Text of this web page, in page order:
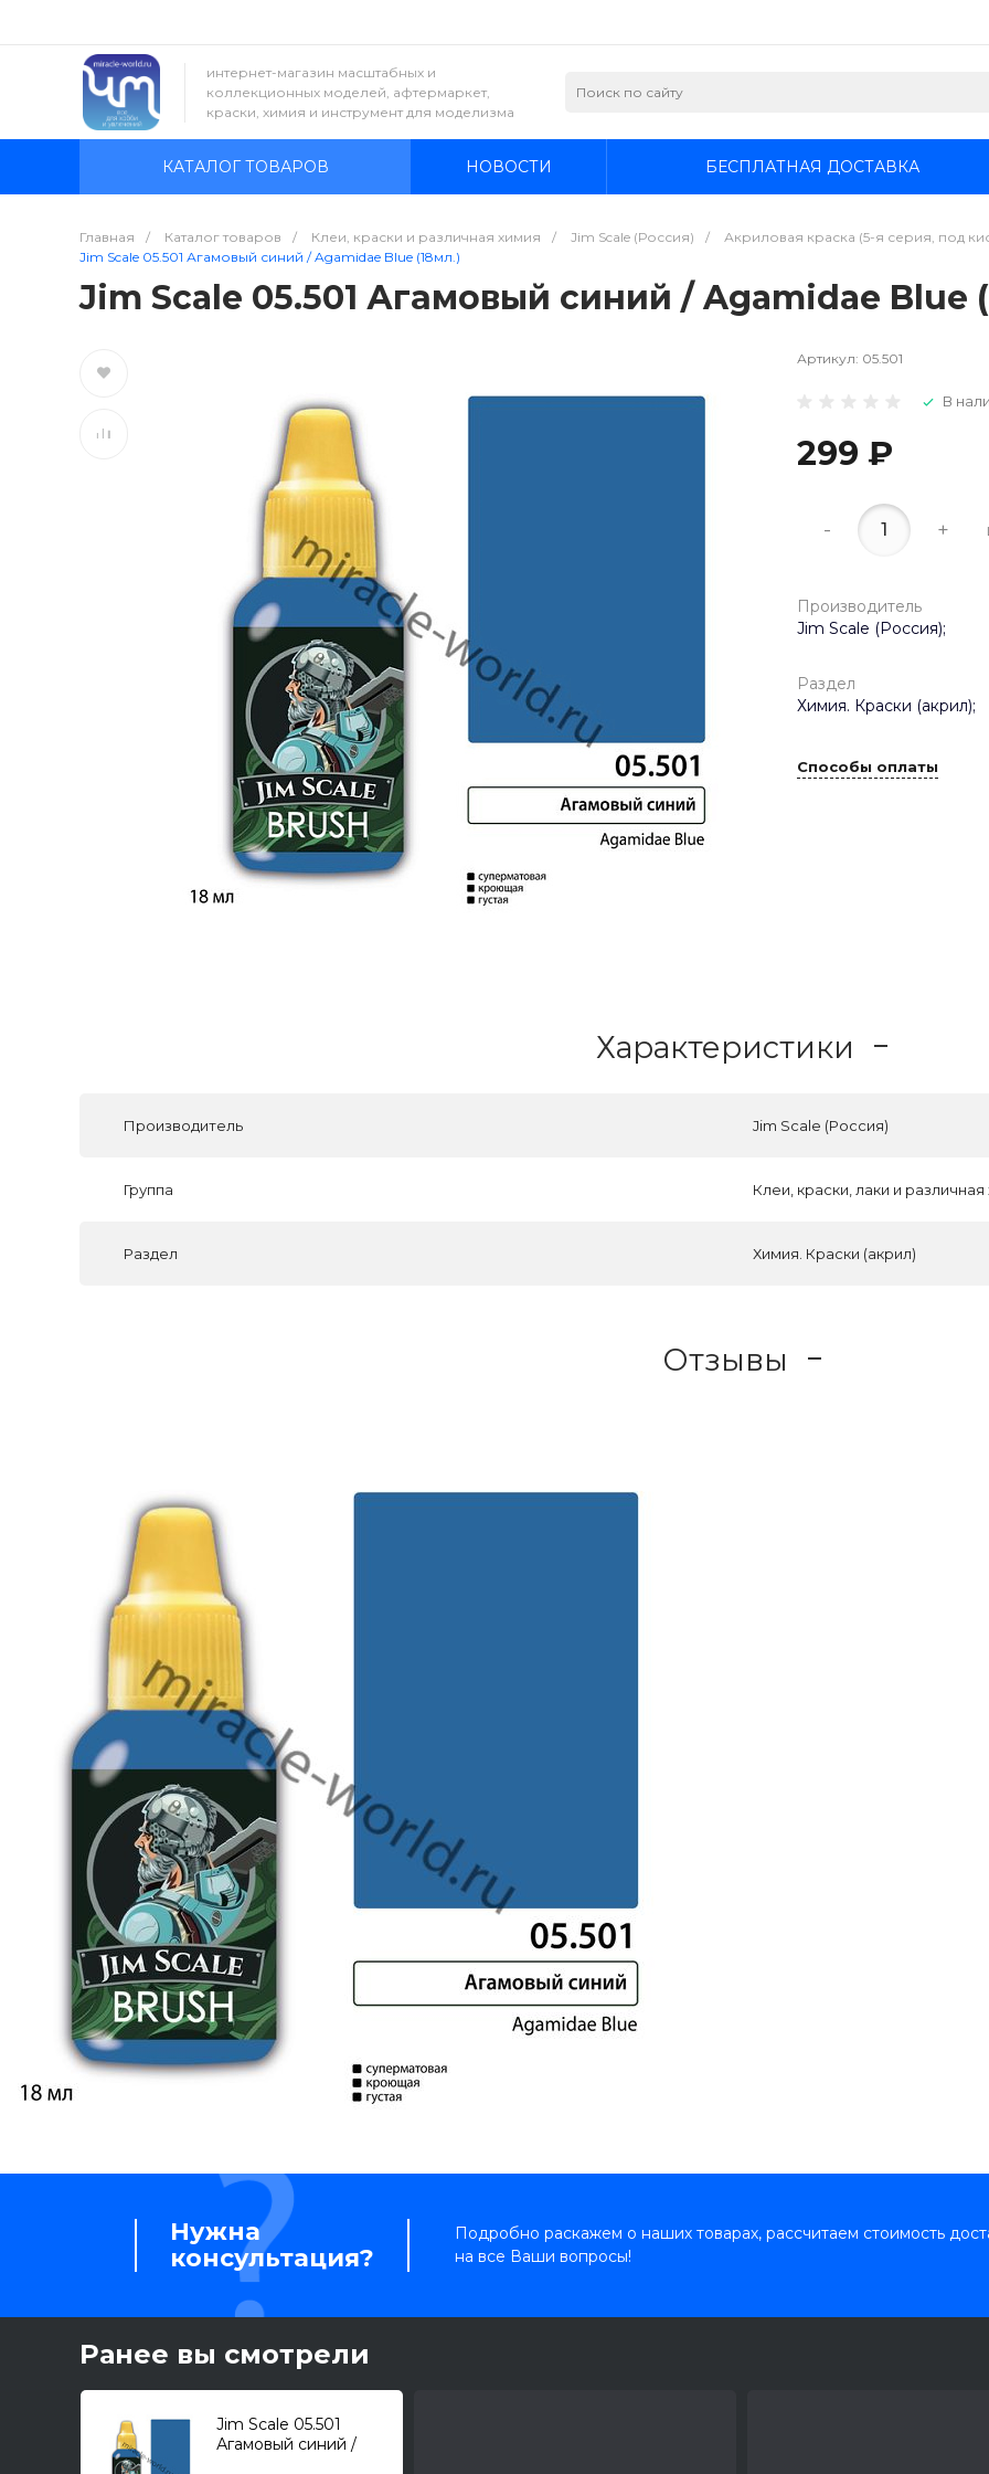
интернет-магазин масштабных и
коллекционных моделей, афтермаркет,
краски, химия и инструмент для моделизма
КАТАЛОГ ТОВАРОВ НОВОСТИ БЕСПЛАТНАЯ ДОСТАВКА
Главная / Каталог товаров / Клеи, краски и различная химия / Jim Scale (Россия) / Акриловая краска (5-я серия, под
Jim Scale 05.501 Агамовый синий / Agamidae Blue (18мл.)
Jim Scale 05.501 Агамовый синий / Agamidae Blue
Артикул: 05.501
В
299 ₽
- +
Производитель
Jim Scale (Россия);
Раздел
Химия. Краски (акрил);
Способы оплаты
Характеристики
Производитель Jim Scale (Россия)
Группа Клеи, краски, лаки и различная
Раздел Химия. Краски (акрил)
Отзывы
Нужна
консультация?
Подробно раскажем о наших товарах, рассчитаем стоимость
на все Ваши вопросы!
Ранее вы смотрели
Jim Scale 05.501
Агамовый синий /